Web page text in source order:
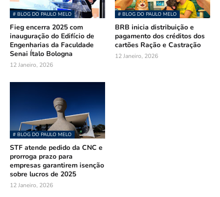
# BLOG DO PAULO MELO
Fieg encerra 2025 com
inauguração do Edifício de
Engenharias da Faculdade
Senai Ítalo Bologna
12 Janeiro, 2026
# BLOG DO PAULO MELO
BRB inicia distribuição e
pagamento dos créditos dos
cartões Ração e Castração
12 Janeiro, 2026
# BLOG DO PAULO MELO
STF atende pedido da CNC e
prorroga prazo para
empresas garantirem isenção
sobre lucros de 2025
12 Janeiro, 2026